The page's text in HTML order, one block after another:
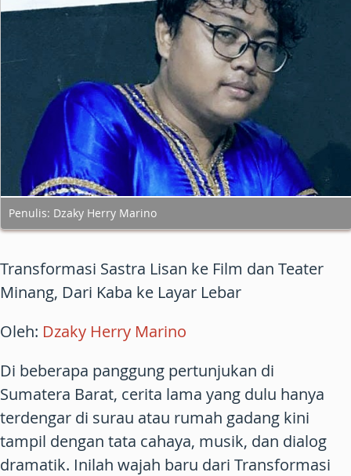
Penulis: Dzaky Herry Marino
Transformasi Sastra Lisan ke Film dan Teater
Minang, Dari Kaba ke Layar Lebar
Oleh: Dzaky Herry Marino
Di beberapa panggung pertunjukan di
Sumatera Barat, cerita lama yang dulu hanya
terdengar di surau atau rumah gadang kini
tampil dengan tata cahaya, musik, dan dialog
dramatik. Inilah wajah baru dari Transformasi